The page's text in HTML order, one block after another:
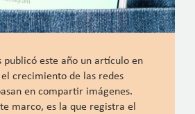
publicó este año un artículo en
crecimiento de las redes
en compartir imágenes.
marco, es la que registra el